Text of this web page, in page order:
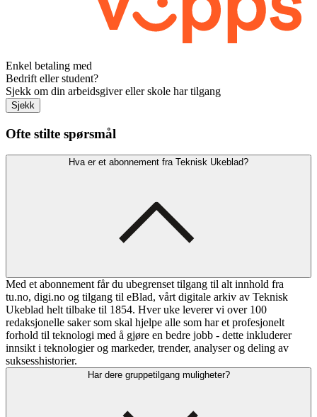
Enkel betaling med
Bedrift eller student?
Sjekk om din arbeidsgiver eller skole har tilgang
Sjekk
Ofte stilte spørsmål
Hva er et abonnement fra Teknisk Ukeblad?
Med et abonnement får du ubegrenset tilgang til alt innhold fra
tu.no, digi.no og tilgang til eBlad, vårt digitale arkiv av Teknisk
Ukeblad helt tilbake til 1854. Hver uke leverer vi over 100
redaksjonelle saker som skal hjelpe alle som har et profesjonelt
forhold til teknologi med å gjøre en bedre jobb - dette inkluderer
innsikt i teknologier og markeder, trender, analyser og deling av
suksesshistorier.
Har dere gruppetilgang muligheter?